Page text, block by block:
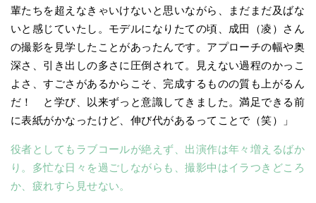
輩たちを超えなきゃいけないと思いながら、まだまだ及ばな
いと感じていたし。モデルになりたての頃、成田（凌）さん
の撮影を見学したことがあったんです。アプローチの幅や奥
深さ、引き出しの多さに圧倒されて。見えない過程のかっこ
よさ、すごさがあるからこそ、完成するものの質も上がるん
だ！ と学び、以来ずっと意識してきました。満足できる前
に表紙がかなったけど、伸び代があるってことで（笑）」
役者としてもラブコールが絶えず、出演作は年々増えるばか
り。多忙な日々を過ごしながらも、撮影中はイラつきどころ
か、疲れすら見せない。